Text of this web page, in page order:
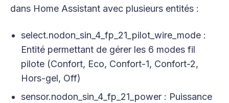
dans Home Assistant avec plusieurs entités :
select.nodon_sin_4_fp_21_pilot_wire_mode :
Entité permettant de gérer les 6 modes fil
pilote (Confort, Eco, Confort-1, Confort-2,
Hors-gel, Off)
sensor.nodon_sin_4_fp_21_power : Puissance